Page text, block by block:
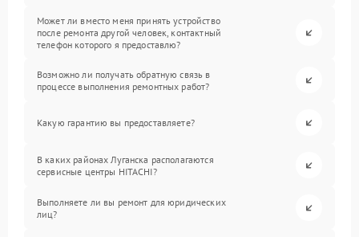
Может ли вместо меня принять устройство
после ремонта другой человек, контактный
телефон которого я предоставлю?
Возможно ли получать обратную связь в
процессе выполнения ремонтных работ?
Какую гарантию вы предоставляете?
В каких районах Луганска располагаются
сервисные центры HITACHI?
Выполняете ли вы ремонт для юридических
лиц?